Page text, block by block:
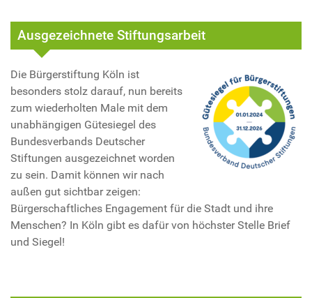
Ausgezeichnete Stiftungsarbeit
Die Bürgerstiftung Köln ist
besonders stolz darauf, nun bereits
zum wiederholten Male mit dem
unabhängigen Gütesiegel des
Bundesverbands Deutscher
Stiftungen ausgezeichnet worden
zu sein. Damit können wir nach
außen gut sichtbar zeigen:
Bürgerschaftliches Engagement für die Stadt und ihre
Menschen? In Köln gibt es dafür von höchster Stelle Brief
und Siegel!